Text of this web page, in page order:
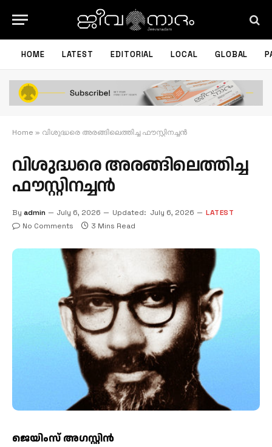
HOME LATEST EDITORIAL LOCAL GLOBAL
Home » വിശുദ്ധരെ അരങ്ങിലെത്തിച്ച ഫൗസ്റ്റിനച്ചൻ
വിശുദ്ധരെ അരങ്ങിലെത്തിച്ച
ഫൗസ്റ്റിനച്ചൻ
By admin July 6, 2026 Updated: July 6, 2026
LATEST
No Comments
3 Mins Read
ജെയിംസ് അഗസ്റ്റിൻ